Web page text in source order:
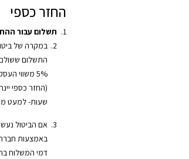
החזר כספי
תשלום עבור
במקרה של
התשלום ששולם
שעות- למעט
אם הביטול
באמצעות
דמי המשלוח